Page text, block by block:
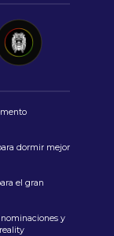
dormir mejor
el gran
y